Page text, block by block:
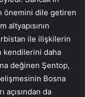
önemini dile getiren
altyapısının
ile ilişkilerin
kendilerini daha
değinen Şentop,
Bosna
açısından da